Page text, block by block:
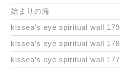
始まりの海
kissea’s eye spiritual wall 179
kissea’s eye spiritual wall 178
kissea’s eye spiritual wall 177